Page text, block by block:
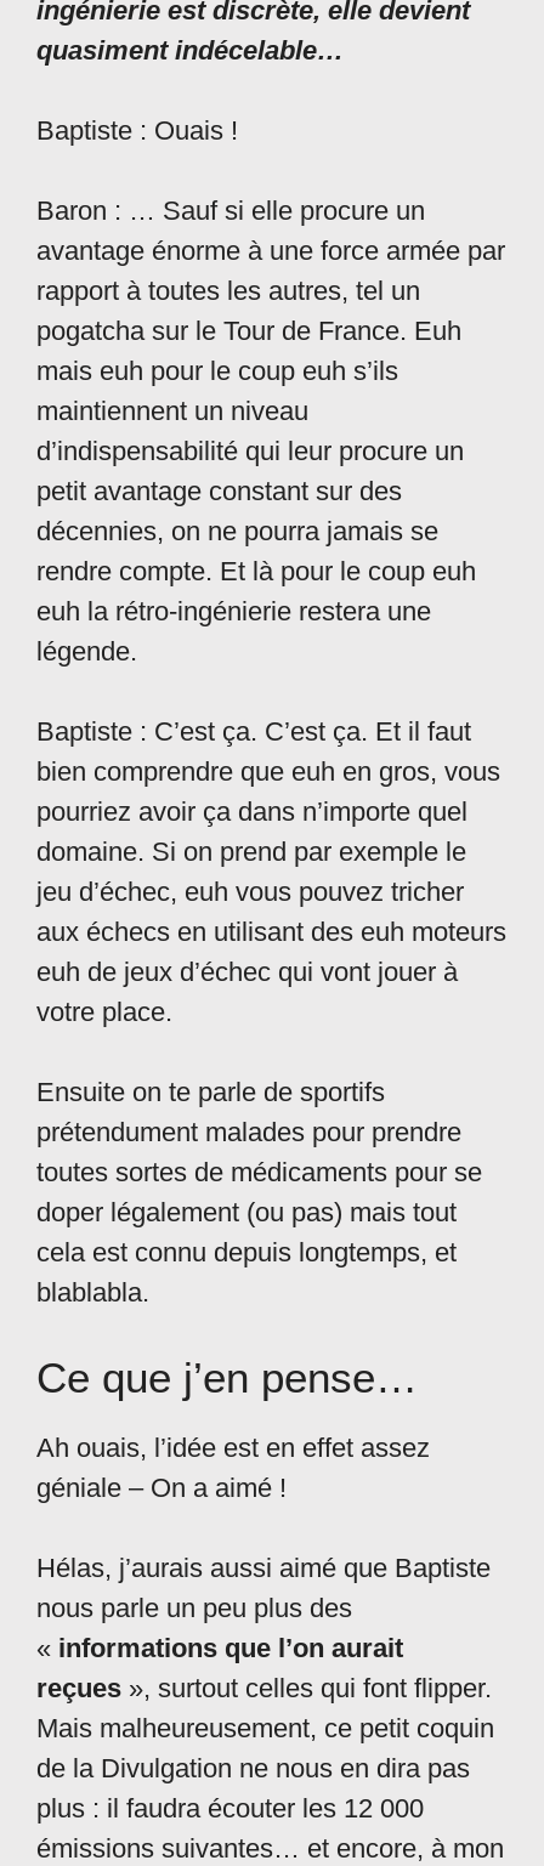
ingénierie est discrète, elle devient
quasiment indécelable…
Baptiste : Ouais !
Baron : … Sauf si elle procure un
avantage énorme à une force armée par
rapport à toutes les autres, tel un
pogatcha sur le Tour de France. Euh
mais euh pour le coup euh s’ils
maintiennent un niveau
d’indispensabilité qui leur procure un
petit avantage constant sur des
décennies, on ne pourra jamais se
rendre compte. Et là pour le coup euh
euh la rétro-ingénierie restera une
légende.
Baptiste : C’est ça. C’est ça. Et il faut
bien comprendre que euh en gros, vous
pourriez avoir ça dans n’importe quel
domaine. Si on prend par exemple le
jeu d’échec, euh vous pouvez tricher
aux échecs en utilisant des euh moteurs
euh de jeux d’échec qui vont jouer à
votre place.
Ensuite on te parle de sportifs
prétendument malades pour prendre
toutes sortes de médicaments pour se
doper légalement (ou pas) mais tout
cela est connu depuis longtemps, et
blablabla.
Ce que j’en pense…
Ah ouais, l’idée est en effet assez
géniale – On a aimé !
Hélas, j’aurais aussi aimé que Baptiste
nous parle un peu plus des
« informations que l’on aurait
reçues », surtout celles qui font flipper.
Mais malheureusement, ce petit coquin
de la Divulgation ne nous en dira pas
plus : il faudra écouter les 12 000
émissions suivantes… et encore, à mon